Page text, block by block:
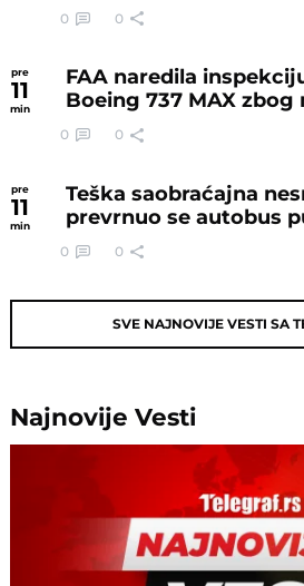
0 0
pre
11
min
FAA naredila
Boeing 737 MAX
0 0
pre
11
min
Teška saobraćajna
prevrnuo se autobus
0 0
SVE NAJNOVIJE VESTI SA
NajnovijeVesti